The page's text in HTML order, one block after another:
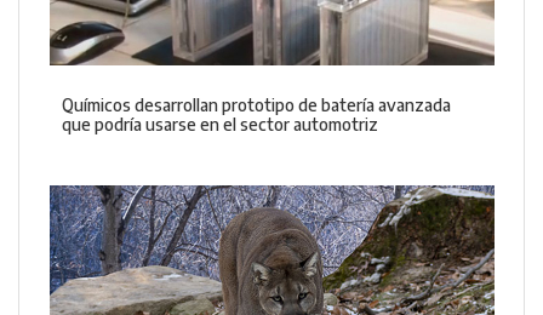
Químicos desarrollan prototipo de batería avanzada
que podría usarse en el sector automotriz